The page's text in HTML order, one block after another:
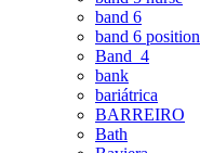
band 6
band 6
Band_4
bank
bariátrica
BARREIRO
Bath